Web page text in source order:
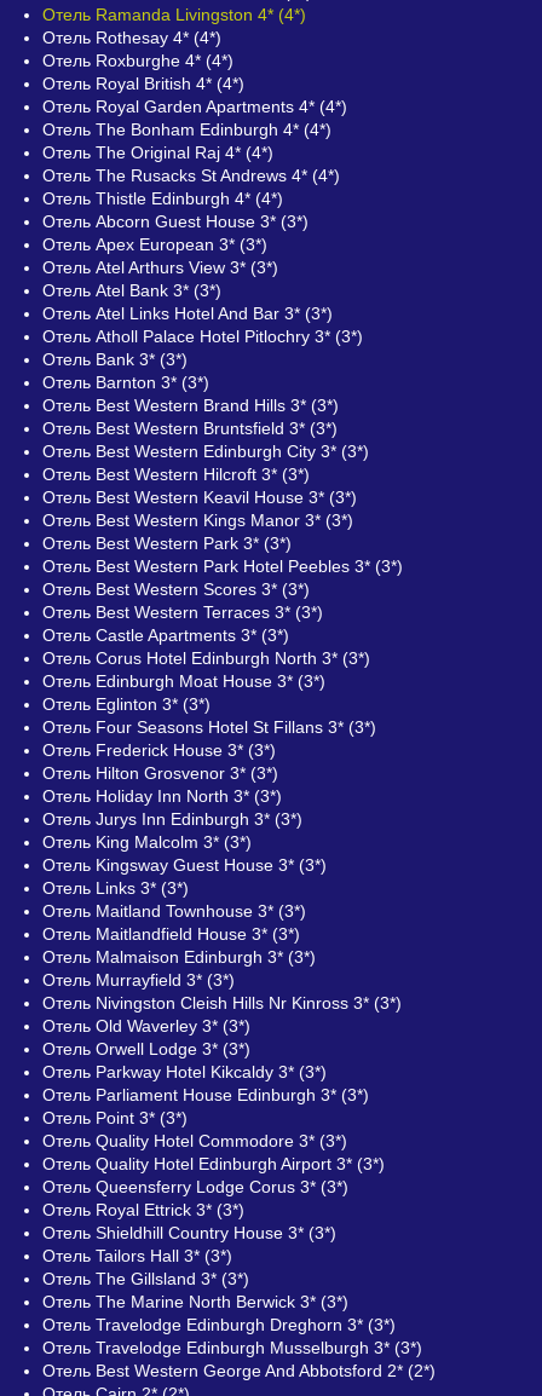
Отель Ramanda Livingston 4* (4*)
Отель Rothesay 4* (4*)
Отель Roxburghe 4* (4*)
Отель Royal British 4* (4*)
Отель Royal Garden Apartments 4* (4*)
Отель The Bonham Edinburgh 4* (4*)
Отель The Original Raj 4* (4*)
Отель The Rusacks St Andrews 4* (4*)
Отель Thistle Edinburgh 4* (4*)
Отель Abcorn Guest House 3* (3*)
Отель Apex European 3* (3*)
Отель Atel Arthurs View 3* (3*)
Отель Atel Bank 3* (3*)
Отель Atel Links Hotel And Bar 3* (3*)
Отель Atholl Palace Hotel Pitlochry 3* (3*)
Отель Bank 3* (3*)
Отель Barnton 3* (3*)
Отель Best Western Brand Hills 3* (3*)
Отель Best Western Bruntsfield 3* (3*)
Отель Best Western Edinburgh City 3* (3*)
Отель Best Western Hilcroft 3* (3*)
Отель Best Western Keavil House 3* (3*)
Отель Best Western Kings Manor 3* (3*)
Отель Best Western Park 3* (3*)
Отель Best Western Park Hotel Peebles 3* (3*)
Отель Best Western Scores 3* (3*)
Отель Best Western Terraces 3* (3*)
Отель Castle Apartments 3* (3*)
Отель Corus Hotel Edinburgh North 3* (3*)
Отель Edinburgh Moat House 3* (3*)
Отель Eglinton 3* (3*)
Отель Four Seasons Hotel St Fillans 3* (3*)
Отель Frederick House 3* (3*)
Отель Hilton Grosvenor 3* (3*)
Отель Holiday Inn North 3* (3*)
Отель Jurys Inn Edinburgh 3* (3*)
Отель King Malcolm 3* (3*)
Отель Kingsway Guest House 3* (3*)
Отель Links 3* (3*)
Отель Maitland Townhouse 3* (3*)
Отель Maitlandfield House 3* (3*)
Отель Malmaison Edinburgh 3* (3*)
Отель Murrayfield 3* (3*)
Отель Nivingston Cleish Hills Nr Kinross 3* (3*)
Отель Old Waverley 3* (3*)
Отель Orwell Lodge 3* (3*)
Отель Parkway Hotel Kikcaldy 3* (3*)
Отель Parliament House Edinburgh 3* (3*)
Отель Point 3* (3*)
Отель Quality Hotel Commodore 3* (3*)
Отель Quality Hotel Edinburgh Airport 3* (3*)
Отель Queensferry Lodge Corus 3* (3*)
Отель Royal Ettrick 3* (3*)
Отель Shieldhill Country House 3* (3*)
Отель Tailors Hall 3* (3*)
Отель The Gillsland 3* (3*)
Отель The Marine North Berwick 3* (3*)
Отель Travelodge Edinburgh Dreghorn 3* (3*)
Отель Travelodge Edinburgh Musselburgh 3* (3*)
Отель Best Western George And Abbotsford 2* (2*)